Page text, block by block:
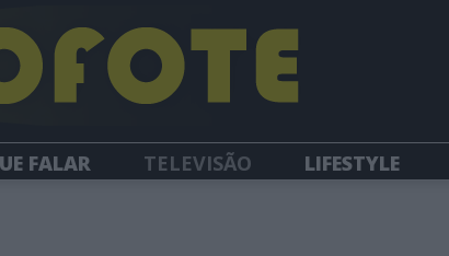
FALAR TELEVISÃO
LIFESTYLE